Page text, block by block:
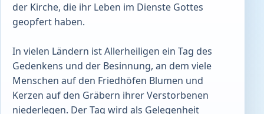
der Kirche, die ihr Leben im Dienste Gottes
geopfert haben.
In vielen Ländern ist Allerheiligen ein Tag des
Gedenkens und der Besinnung, an dem viele
Menschen auf den Friedhöfen Blumen und
Kerzen auf den Gräbern ihrer Verstorbenen
niederlegen. Der Tag wird als Gelegenheit